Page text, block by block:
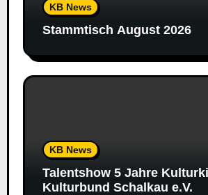
KB News
Stammtisch August 2026
KB News
Talentshow 5 Jahre
Kulturbund Schalkau e.V.